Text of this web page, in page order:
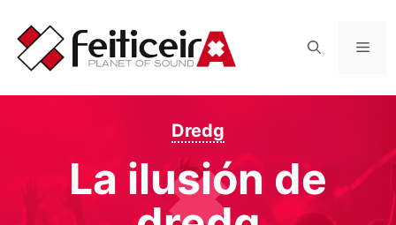
contenido
Dredg
La ilusión de